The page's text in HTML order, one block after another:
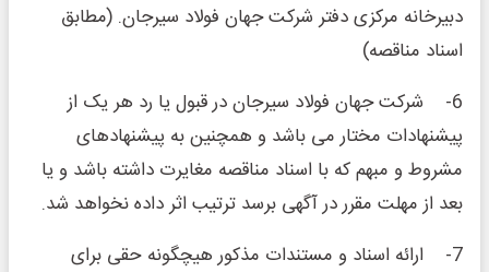
دبیرخانه مرکزی دفتر شرکت جهان فولاد سیرجان. (مطابق
اسناد مناقصه)
6- شرکت جهان فولاد سیرجان در قبول یا رد هر یک از
پیشنهادات مختار می باشد و همچنین به پیشنهادهای
مشروط و مبهم که با اسناد مناقصه مغایرت داشته باشد و یا
بعد از مهلت مقرر در آگهی برسد ترتیب اثر داده نخواهد شد.
7- ارائه اسناد و مستندات مذکور هیچگونه حقی برای